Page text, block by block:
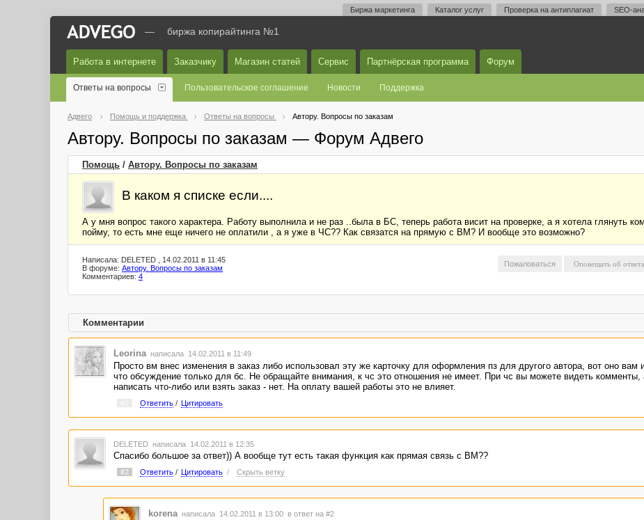
Биржа маркетинга Каталог услуг Проверка на антиплагиат SEO-
— биржа копирайтинга №1
Работа в интернете Заказчику Магазин статей Сервис Партнёрская программа Форум
Ответы на вопросы Пользовательское соглашение Новости Поддержка
Адвего Помощь и поддержка Ответы на вопросы Автору. Вопросы по заказам
Автору. Вопросы по заказам — Форум Адвего
Помощь / Автору. Вопросы по заказам
В каком я списке если....
А у мня вопрос такого характера. Работу выполнила и не раз ..была в БС, теперь работа висит на проверке, а я хотела глянуть
пойму, то есть мне еще ничего не оплатили , а я уже в ЧС?? Как связатся на прямую с ВМ? И вообще это возможно?
Пожаловаться
Написала: DELETED , 14.02.2011 в 11:45
В форуме: Автору. Вопросы по заказам
Комментариев: 4
Комментарии
Leorina написала 14.02.2011 в 11:49
Просто вм внес изменения в заказ либо использовал эту же карточку для оформления пз для другого автора, вот оно вам
что обсуждение только для бс. Не обращайте внимания, к чс это отношения не имеет. При чс вы можете видеть комменты,
написать что-либо или взять заказ - нет. На оплату вашей работы это не влияет.
Ответить/ Цитировать
DELETED написала 14.02.2011 в 12:35
Спасибо большое за ответ)) А вообще тут есть такая функция как прямая связь с ВМ??
#2 Ответить/ Цитировать / Скрыть ветку
korena написала 14.02.2011 в 13:00 в ответ на #2